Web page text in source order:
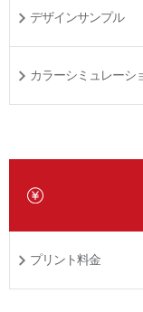
デザインサンプル
カラーシミュレーシ
プリント料金